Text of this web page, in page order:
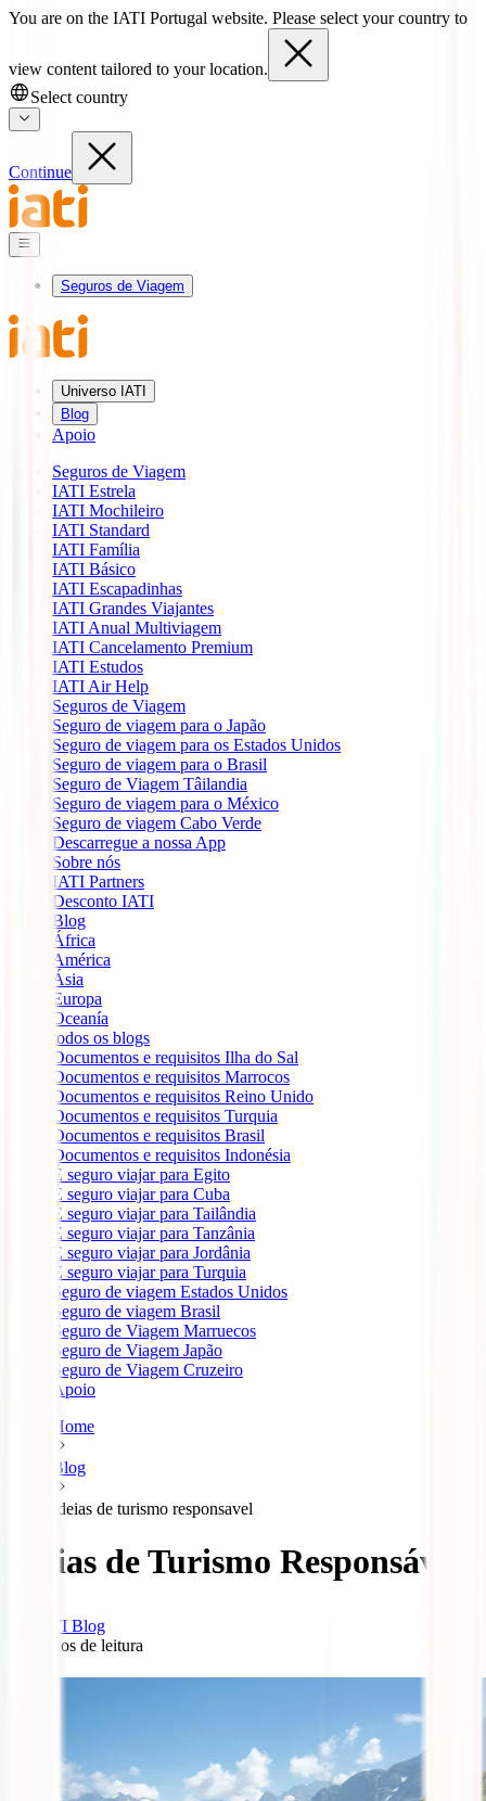
You are on the IATI Portugal website. Please select your country to
view content tailored to your location.
Select country
Continue
Seguros de Viagem
Universo IATI
Blog
Apoio
Seguros de Viagem
IATI Estrela
IATI Mochileiro
IATI Standard
IATI Família
IATI Básico
IATI Escapadinhas
IATI Grandes Viajantes
IATI Anual Multiviagem
IATI Cancelamento Premium
IATI Estudos
IATI Air Help
Seguros de Viagem
Seguro de viagem para o Japão
Seguro de viagem para os Estados Unidos
Seguro de viagem para o Brasil
Seguro de Viagem Tâilandia
Seguro de viagem para o México
Seguro de viagem Cabo Verde
Descarregue a nossa App
Sobre nós
IATI Partners
Desconto IATI
Blog
África
América
Ásia
Europa
Oceanía
todos os blogs
Documentos e requisitos Ilha do Sal
Documentos e requisitos Marrocos
Documentos e requisitos Reino Unido
Documentos e requisitos Turquia
Documentos e requisitos Brasil
Documentos e requisitos Indonésia
É seguro viajar para Egito
É seguro viajar para Cuba
É seguro viajar para Tailândia
É seguro viajar para Tanzânia
É seguro viajar para Jordânia
É seguro viajar para Turquia
Seguro de viagem Estados Unidos
Seguro de viagem Brasil
Seguro de Viagem Marruecos
Seguro de Viagem Japão
Seguro de Viagem Cruzeiro
Apoio
Home
Blog
Ideias de turismo responsavel
Ideias de Turismo Responsável
IATI Blog
minutos de leitura